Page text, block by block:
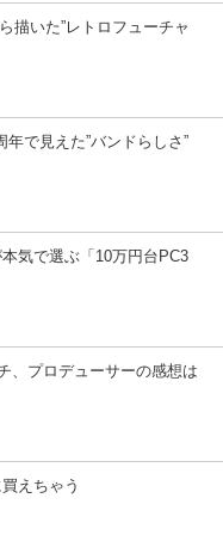
描いた”レトロフューチャ
で見えた”バンドらしさ”
気で選ぶ「10万円台PC3
、プロデューサーの感想は
えちゃう